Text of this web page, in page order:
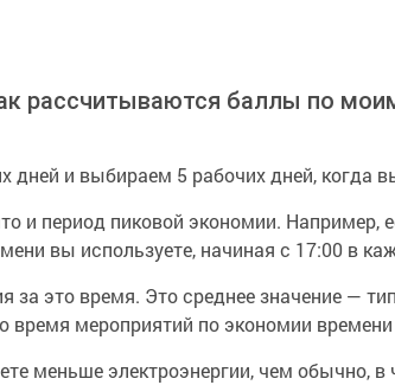
рассчитываются баллы по
и выбираем 5 рабочих дней, когда
и период пиковой экономии. Например,
вы используете, начиная с 17:00 в
это время. Это среднее значение —
мероприятий по экономии
меньше электроэнергии, чем обычно,